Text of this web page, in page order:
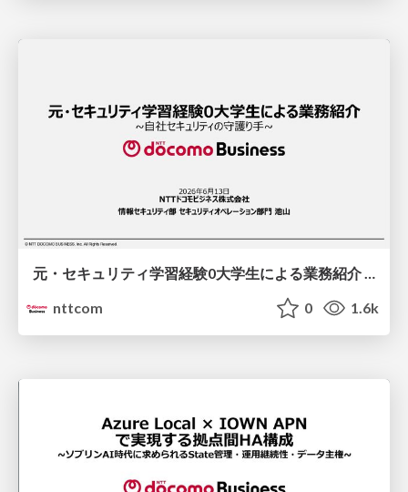
元・セキュリティ学習経験0大学生による業務紹介 / An Introduction to the Job by a Former College Student with Zero Security Training Experience
nttcom
0 1.6k